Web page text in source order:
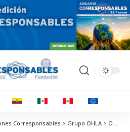
Corresponsables > Organizaciones Corresponsables > Grupo OHLA > OHLA se refuerza en los países nórdicos con un nuevo contrato en Suecia por 160 millones de euros